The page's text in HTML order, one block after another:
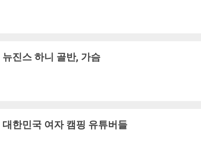
뉴진스 하니 골반, 가슴
대한민국 여자 캠핑 유튜버들